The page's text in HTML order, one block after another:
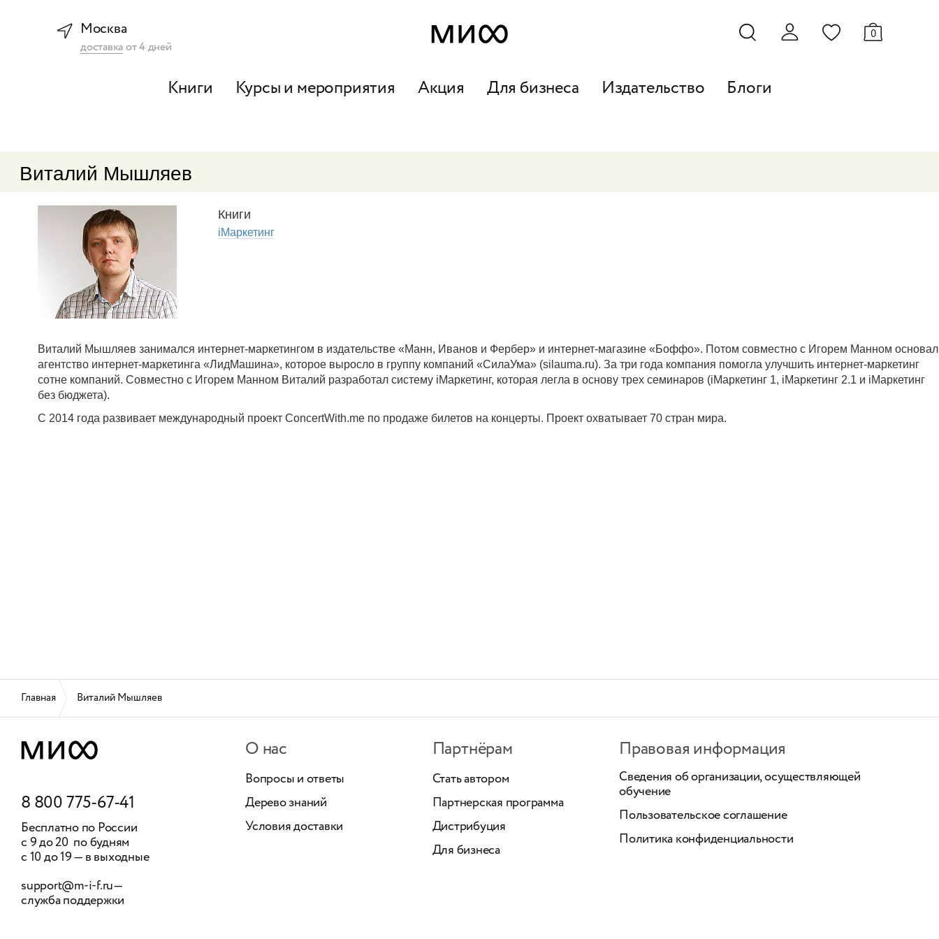
Москва
доставкаот4дней
0
Книги Курсы и мероприятия Акция Для бизнеса Издательство Блоги
Виталий Мышляев
Книги
iМаркетинг
Виталий Мышляев занимался интернет-маркетингом в издательстве «Манн, Иванов и Фербер» и интернет-магазине «Боффо». Потом совместно с Игорем Манном основал
агентство интернет-маркетинга «ЛидМашина», которое выросло в группу компаний «СилаУма» (silauma.ru). За три года компания помогла улучшить интернет-маркетинг
сотне компаний. Совместно с Игорем Манном Виталий разработал систему iМаркетинг, которая легла в основу трех семинаров (iМаркетинг 1, iМаркетинг 2.1 и iМаркетинг
без бюджета).
С 2014 года развивает международный проект ConcertWith.me по продаже билетов на концерты. Проект охватывает 70 стран мира.
Главная Виталий Мышляев
8 800 775-67-41
Бесплатно по России
с 9 до 20 по будням
с 10 до 19 — в выходные
support@m-i-f.ru—
служба поддержки
О нас
Вопросы и ответы
Дерево знаний
Условия доставки
Партнёрам
Стать автором
Партнерская программа
Дистрибуция
Для бизнеса
Правовая информация
Сведения об организации, осуществляющей
обучение
Пользовательское соглашение
Политика конфиденциальности